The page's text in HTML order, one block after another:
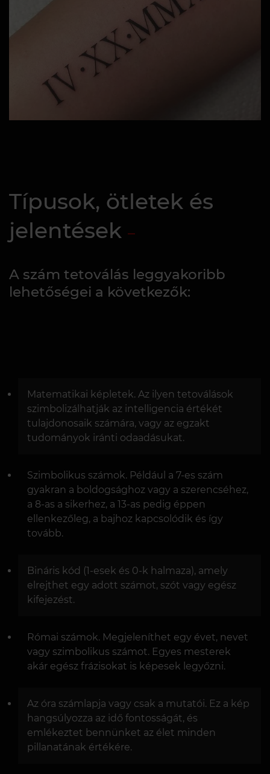
Típusok, ötletek és
jelentések
A szám tetoválás leggyakoribb
lehetőségei a következők:
Matematikai képletek. Az ilyen tetoválások
szimbolizálhatják az intelligencia értékét
tulajdonosaik számára, vagy az egzakt
tudományok iránti odaadásukat.
Szimbolikus számok. Például a 7-es szám
gyakran a boldogsághoz vagy a szerencséhez,
a 8-as a sikerhez, a 13-as pedig éppen
ellenkezőleg, a bajhoz kapcsolódik és így
tovább.
Bináris kód (1-esek és 0-k halmaza), amely
elrejthet egy adott számot, szót vagy egész
kifejezést.
Római számok. Megjeleníthet egy évet, nevet
vagy szimbolikus számot. Egyes mesterek
akár egész frázisokat is képesek legyőzni.
Az óra számlapja vagy csak a mutatói. Ez a kép
hangsúlyozza az idő fontosságát, és
emlékeztet bennünket az élet minden
pillanatának értékére.